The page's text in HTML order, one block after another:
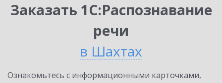
Заказать 1С:Распознавание
речи
в Шахтах
Ознакомьтесь с информационными карточками,